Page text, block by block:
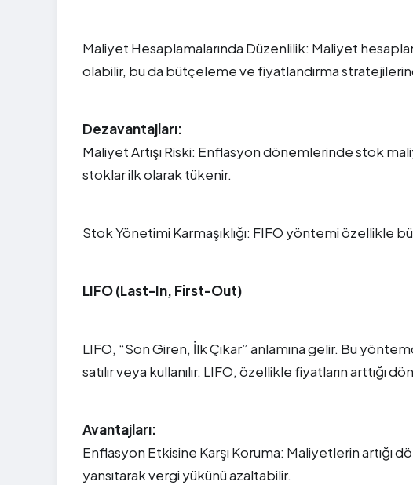
Maliyet Hesaplamalarında Düzenlilik: Maliyet
olabilir, bu da bütçeleme ve fiyatlandırma
Dezavantajları:
Maliyet Artışı Riski: Enflasyon dönemlerinde stok
stoklar ilk olarak tükenir.
Stok Yönetimi Karmaşıklığı: FIFO yöntemi özellikle
LIFO (Last-In, First-Out)
LIFO, “Son Giren, İlk Çıkar” anlamına gelir. Bu
satılır veya kullanılır. LIFO, özellikle fiyatların
Avantajları:
Enflasyon Etkisine Karşı Koruma: Maliyetlerin
yansıtarak vergi yükünü azaltabilir.